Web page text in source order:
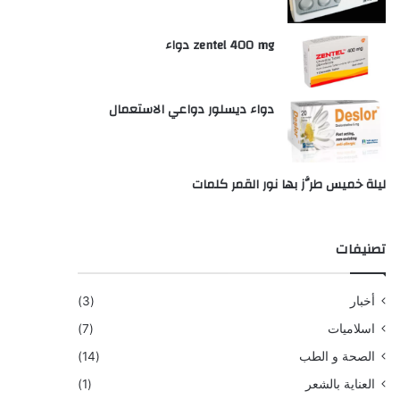
zentel 400 mg دواء
دواء ديسلور دواعي الاستعمال
ليلة خميس طرَّز بها نور القمر كلمات
تصنيفات
أخبار
(3)
اسلاميات
(7)
الصحة و الطب
(14)
العناية بالشعر
(1)